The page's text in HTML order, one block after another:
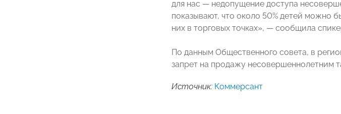
для нас — недопущение доступа
показывают, что около 50% детей можно
них в торговых точках», — сообщила
По данным Общественного совета, в
запрет на продажу несовершеннолетним
Источник: Коммерсант